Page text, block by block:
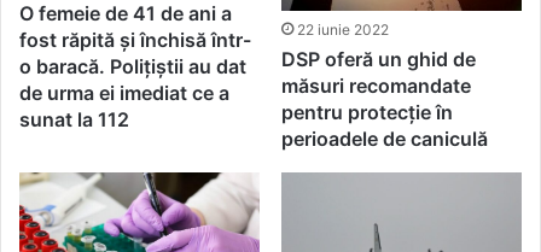
O femeie de 41 de ani a
fost răpită și închisă într-
o baracă. Polițiștii au dat
de urma ei imediat ce a
sunat la 112
22 iunie 2022
DSP oferă un ghid de
măsuri recomandate
pentru protecție în
perioadele de caniculă